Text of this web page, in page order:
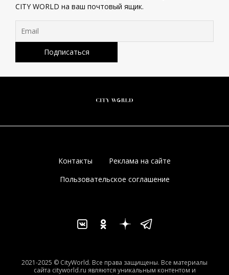
CITY WORLD на ваш почтовый ящик.
Контакты
Реклама на сайте
Пользовательское соглашение
2021-2025 © CityWorld. Все права защищены. Все материалы
сайта cityworld.ru являются уникальным контентом и